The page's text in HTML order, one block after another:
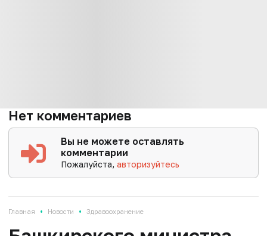
Нет комментариев
Вы не можете оставлять
комментарии
Пожалуйста,авторизуйтесь
Главная • Новости • Здравоохранение